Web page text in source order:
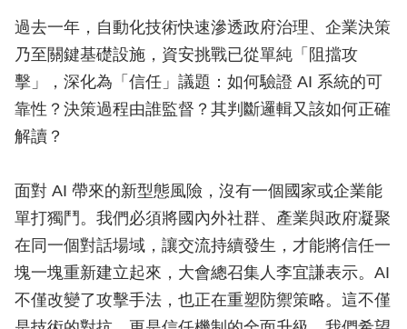
過去一年，自動化技術快速滲透政府治理、企業決策
乃至關鍵基礎設施，資安挑戰已從單純「阻擋攻
擊」，深化為「信任」議題：如何驗證 AI 系統的可
靠性？決策過程由誰監督？其判斷邏輯又該如何正確
解讀？
面對 AI 帶來的新型態風險，沒有一個國家或企業能
單打獨鬥。我們必須將國內外社群、產業與政府凝聚
在同一個對話場域，讓交流持續發生，才能將信任一
塊一塊重新建立起來，大會總召集人李宜謙表示。AI
不僅改變了攻擊手法，也正在重塑防禦策略。這不僅